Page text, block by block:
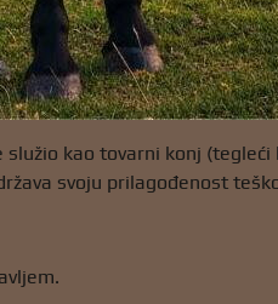
kao tovarni konj (tegleći
svoju prilagođenost